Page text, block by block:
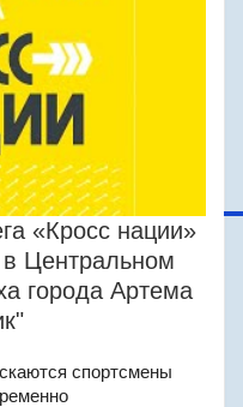
«Кросс нации»
в Центральном
города Артема
спортсмены